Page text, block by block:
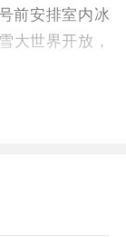
前安排室内冰
大世界开放，
随身携带厚衣
寒冷，不安排
喜家酒店、哈
店或入住不低